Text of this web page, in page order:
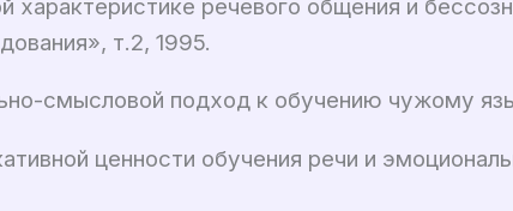
речевого общения и
т.2, 1995.
смысловой подход к обучению чужому
ценности обучения речи и